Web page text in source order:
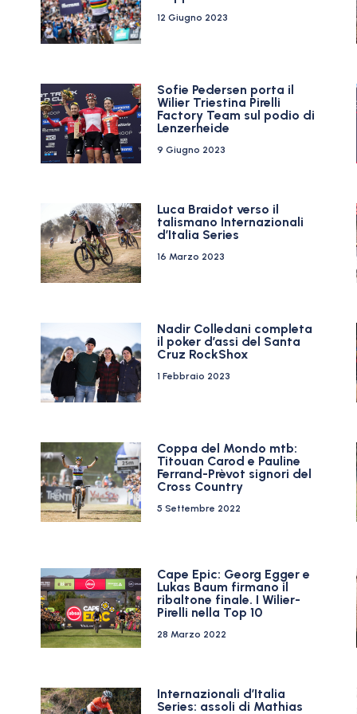
12 Giugno 2023
Sofie Pedersen porta il
Wilier Triestina Pirelli
Factory Team sul podio di
Lenzerheide
9 Giugno 2023
Luca Braidot verso il
talismano Internazionali
d’Italia Series
16 Marzo 2023
Nadir Colledani completa
il poker d’assi del Santa
Cruz RockShox
1 Febbraio 2023
Coppa del Mondo mtb:
Titouan Carod e Pauline
Ferrand-Prèvot signori del
Cross Country
5 Settembre 2022
Cape Epic: Georg Egger e
Lukas Baum firmano il
ribaltone finale. I Wilier-
Pirelli nella Top 10
28 Marzo 2022
Internazionali d’Italia
Series: assoli di Mathias